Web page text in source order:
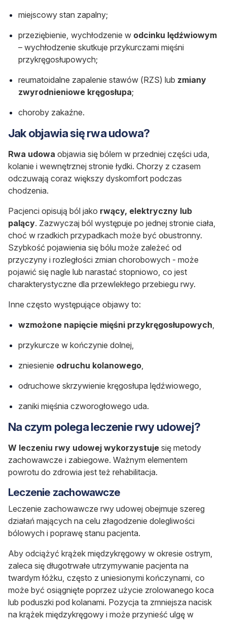
miejscowy stan zapalny;
przeziębienie, wychłodzenie w odcinku lędźwiowym
– wychłodzenie skutkuje przykurczami mięśni
przykręgosłupowych;
reumatoidalne zapalenie stawów (RZS) lub zmiany
zwyrodnieniowe kręgosłupa;
choroby zakaźne.
Jak objawia się rwa udowa?
Rwa udowa objawia się bólem w przedniej części uda,
kolanie i wewnętrznej stronie łydki. Chorzy z czasem
odczuwają coraz większy dyskomfort podczas
chodzenia.
Pacjenci opisują ból jako rwący, elektryczny lub
palący. Zazwyczaj ból występuje po jednej stronie ciała,
choć w rzadkich przypadkach może być obustronny.
Szybkość pojawienia się bólu może zależeć od
przyczyny i rozległości zmian chorobowych - może
pojawić się nagle lub narastać stopniowo, co jest
charakterystyczne dla przewlekłego przebiegu rwy.
Inne często występujące objawy to:
wzmożone napięcie mięśni przykręgosłupowych
przykurcze w kończynie dolnej,
zniesienie odruchu kolanowego
odruchowe skrzywienie kręgosłupa lędźwiowego,
zaniki mięśnia czworogłowego uda.
Na czym polega leczenie rwy udowej?
W leczeniu rwy udowej wykorzystuje się metody
zachowawcze i zabiegowe. Ważnym elementem
powrotu do zdrowia jest też rehabilitacja.
Leczenie zachowawcze
Leczenie zachowawcze rwy udowej obejmuje szereg
działań mających na celu złagodzenie dolegliwości
bólowych i poprawę stanu pacjenta.
Aby odciążyć krążek międzykręgowy w okresie ostrym,
zaleca się długotrwałe utrzymywanie pacjenta na
twardym łóżku, często z uniesionymi kończynami, co
może być osiągnięte poprzez użycie zrolowanego koca
lub poduszki pod kolanami. Pozycja ta zmniejsza nacisk
na krążek międzykręgowy i może przynieść ulgę w